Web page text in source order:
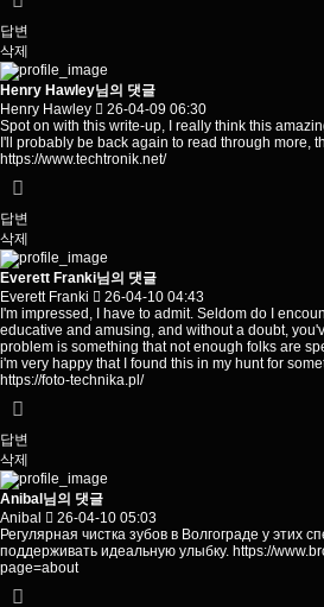
답변
삭제
Henry Hawley님의 댓글
Henry Hawley
26-04-09 06:30
Spot on with this write-up, I really think this
I'll probably be back again to read through more,
https://www.techtronik.net/
답변
삭제
Everett Franki님의 댓글
Everett Franki
26-04-10 04:43
I'm impressed, I have to admit. Seldom do I
educative and amusing, and without a doubt,
problem is something that not enough folks are
i'm very happy that I found this in my hunt for
https://foto-technika.pl/
답변
삭제
Anibal님의 댓글
Anibal
26-04-10 05:03
Регулярная чистка зубов в Волгограде у этих
поддерживать идеальную улыбку. https://
page=about